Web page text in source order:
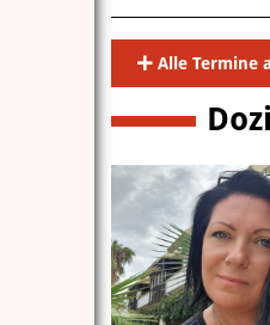
Alle Termine